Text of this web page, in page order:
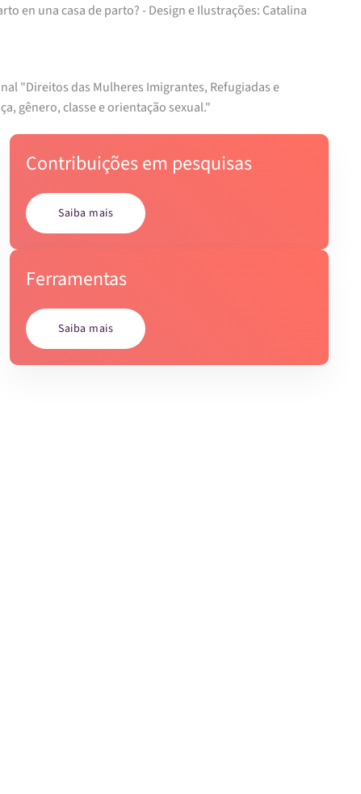
parto? - Design e Ilustrações: Catalina
"Direitos das Mulheres Imigrantes, Refugiadas e
gênero, classe e orientação sexual."
Contribuições em pesquisas
Saiba mais
Ferramentas
Saiba mais